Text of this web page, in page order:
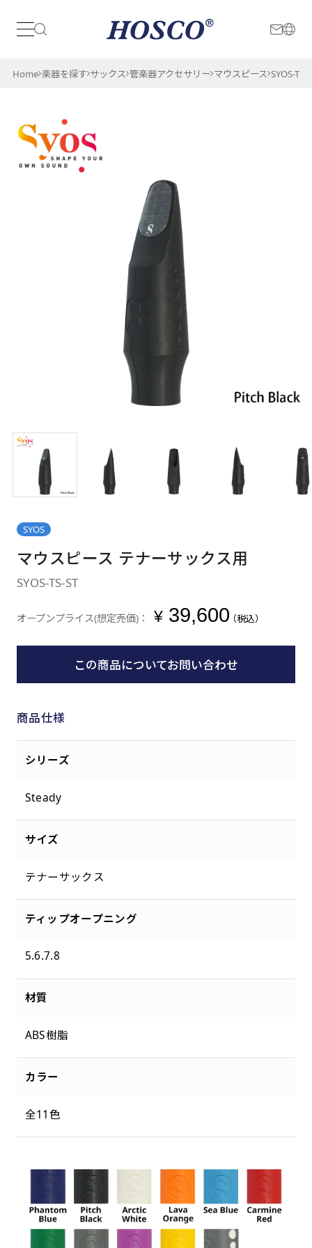
日本 International
Home 楽器を探す サックス 管楽器アクセサリー マウスピース SYOS-TS-
SYOS
マウスピース テナーサックス用
SYOS-TS-ST
オープンプライス(想定売価)： ¥39,600（税込）
この商品についてお問い合わせ
商品仕様
シリーズ
Steady
サイズ
テナーサックス
ティップオープニング
5.6.7.8
材質
ABS樹脂
カラー
全11色